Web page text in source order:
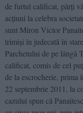
de furtul calificat, părţi
acţiuni la celebra
sunt Miron Victor
trimişi în judecată în
Parchetului de pe lângă
calificat, comis de cel
de la escrocherie, prima
22 septembrie 2011, la
cazului spun că